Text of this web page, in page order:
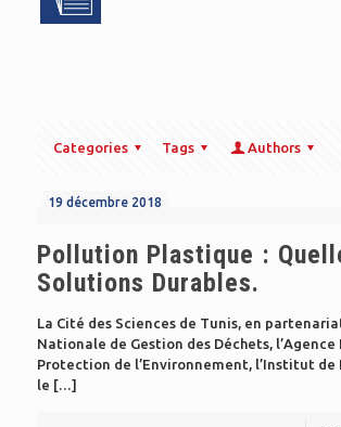
Categories Tags Authors
19 décembre 2018
Pollution Plastique :
Solutions Durables.
La Cité des Sciences de Tunis, en
Nationale de Gestion des Déchets,
Protection de l’Environnement, l’Institut de
le […]